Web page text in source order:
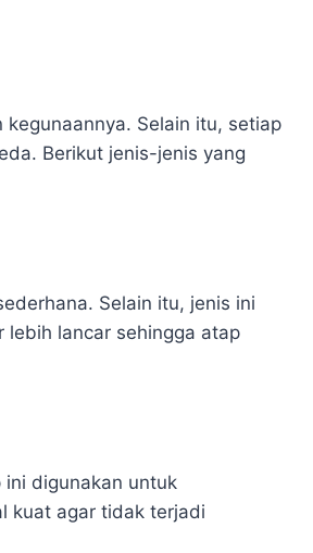
Selain itu, setiap
Berikut jenis-jenis yang
Selain itu, jenis ini
lebih lancar sehingga atap
ini digunakan untuk
kuat agar tidak terjadi